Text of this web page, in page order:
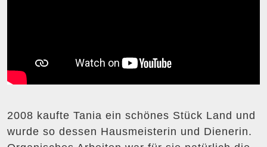
2008 kaufte Tania ein schönes Stück Land und
wurde so dessen Hausmeisterin und Dienerin.